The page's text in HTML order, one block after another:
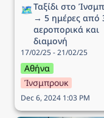
🗺️Ταξίδι στo
→ 5 ημέρες από
αεροπορικά και
διαμονή
17/02/25 - 21/02/25
Αθήνα
Ίνσμπρουκ
Dec 6, 2024 1:03 PM